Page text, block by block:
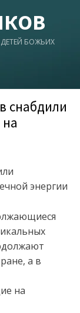
БОЖЬИХ
снабдили
энергии
а в
на